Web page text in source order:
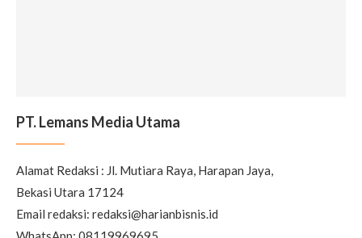
EDITORS’ PICK
Dorong Alokasi Spektrum Upper
6 GHz untuk Masa Depan 5G-